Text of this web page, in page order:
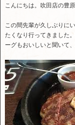
こんにちは。吹田店の豊原
この間先輩が久しぶりに
たくなり行ってきました
ーグもおいしいと聞いて